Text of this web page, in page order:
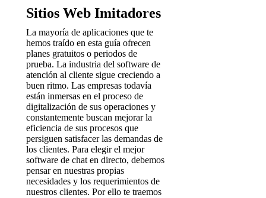
Sitios Web Imitadores
La mayoría de aplicaciones que te
hemos traído en esta guía ofrecen
planes gratuitos o periodos de
prueba. La industria del software de
atención al cliente sigue creciendo a
buen ritmo. Las empresas todavía
están inmersas en el proceso de
digitalización de sus operaciones y
constantemente buscan mejorar la
eficiencia de sus procesos que
persiguen satisfacer las demandas de
los clientes. Para elegir el mejor
software de chat en directo, debemos
pensar en nuestras propias
necesidades y los requerimientos de
nuestros clientes. Por ello te traemos